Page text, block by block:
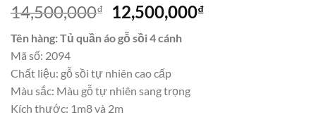
14,500,000₫
Giá
gốc
là:
12,500,000₫Giá
Tên hàng: Tủ quần áo gỗ sồi 4 cánh
Mã số: 2094
Chất liệu: gỗ sồi tự nhiên cao cấp
Màu sắc: Màu gỗ tự nhiên sang trọng
Kích thước: 1m8 và 2m